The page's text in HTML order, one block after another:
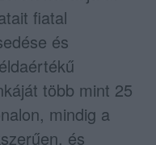
fiatal
és
több mint 25
mindig a
és